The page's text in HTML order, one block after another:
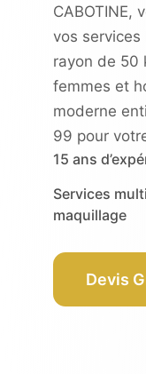
CABOTINE,
vos
rayon de 50
femmes et
moderne
99 pour
15 ans
Services
maquillage
Devis